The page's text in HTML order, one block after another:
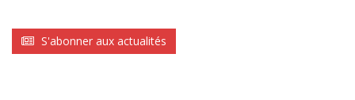
S'abonner aux actualités